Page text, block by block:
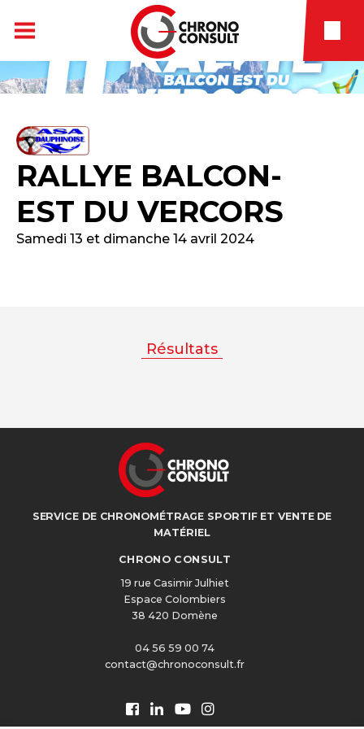
RALLYE BALCON-
EST DU VERCORS
Samedi 13 et dimanche 14 avril 2024
Résultats
SERVICE DE CHRONOMÉTRAGE SPORTIF ET VENTE DE
MATÉRIEL
CHRONO CONSULT
19 rue Casimir Julhiet
Espace Colombiers
38 420 Domène
04 56 59 00 74
contact@chronoconsult.fr